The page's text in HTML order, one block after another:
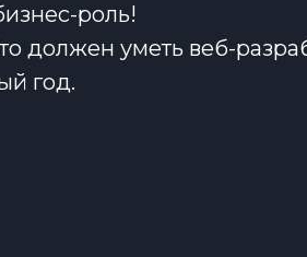
роль!
должен уметь веб-
год.